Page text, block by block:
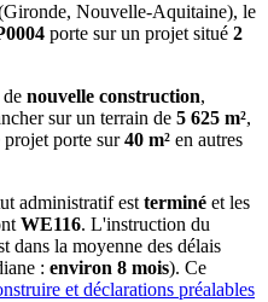
Nouvelle-Aquitaine), le
porte sur un projet situé 2
nouvelle construction,
sur un terrain de 5 625 m²,
projet porte sur40 m² en autres
administratif est terminé et les
WE116. L'instruction du
dans la moyenne des délais
: environ 8 mois). Ce
et déclarations préalables